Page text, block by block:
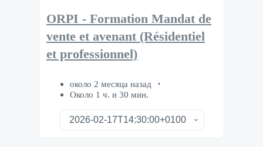
ORPI - Formation Mandat de
vente et avenant (Résidentiel
et professionnel)
около 2 месяца назад
Около 1 ч. и 30 мин.